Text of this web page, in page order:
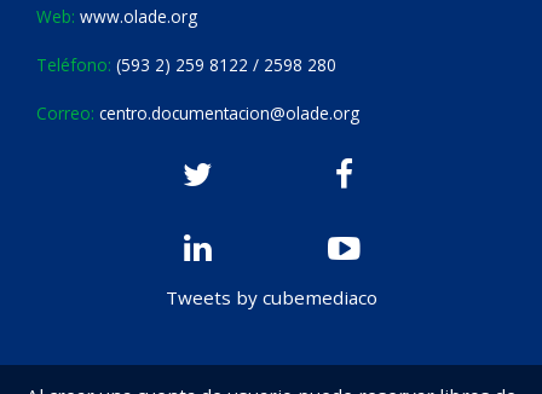
Web: www.olade.org
Teléfono: (593 2) 259 8122 / 2598 280
Correo: centro.documentacion@olade.org
Tweets by cubemediaco